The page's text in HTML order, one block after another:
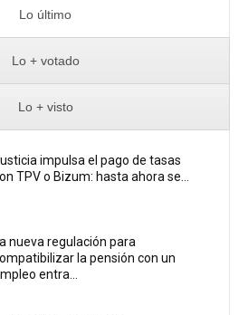
Lo último
Lo + votado
Lo + visto
impulsa el pago de tasas
TPV o Bizum: hasta ahora se...
nueva regulación para
la pensión con un
entra...